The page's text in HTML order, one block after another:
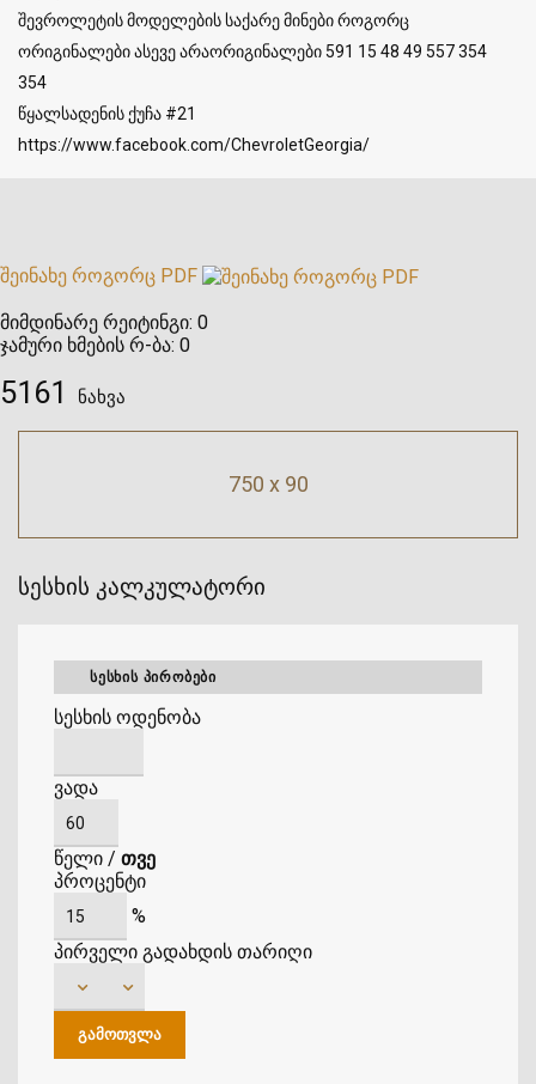
შევროლეტის მოდელების საქარე მინები როგორც
ორიგინალები ასევე არაორიგინალები 591 15 48 49 557 354
354
წყალსადენის ქუჩა #21
https://www.facebook.com/ChevroletGeorgia/
შეინახე როგორც PDF
მიმდინარე რეიტინგი: 0
ჯამური ხმების რ-ბა: 0
5161 ნახვა
750 x 90
სესხის კალკულატორი
ᲡᲔᲡᲮᲘᲡ ᲞᲘᲠᲝᲑᲔᲑᲘ
სესხის ოდენობა
ვადა
წელი / თვე
პროცენტი
%
პირველი გადახდის თარიღი